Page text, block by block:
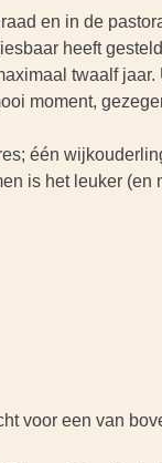
en in de
heeft
twaalf
moment,
één
is het leuker (en
voor een van